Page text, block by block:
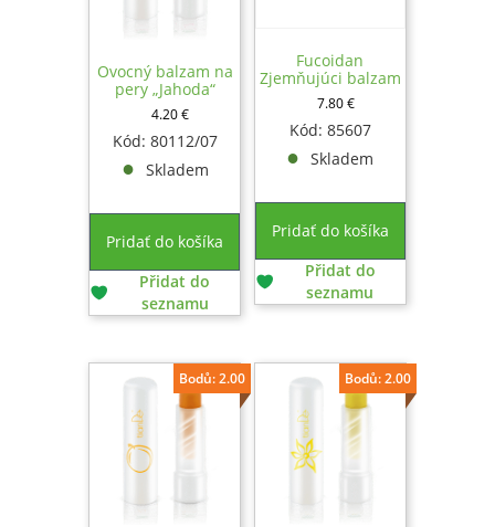
Ovocný balzam na
pery „Jahoda“
4.20€
Kód: 80112/07
Skladem
Pridať do košíka
Přidat do
seznamu
Fucoidan
Zjemňujúci balzam
na pery, 10g
7.80€
Kód: 85607
Skladem
Pridať do košíka
Přidat do
seznamu
Bodů: 2.00 Bodů: 2.00